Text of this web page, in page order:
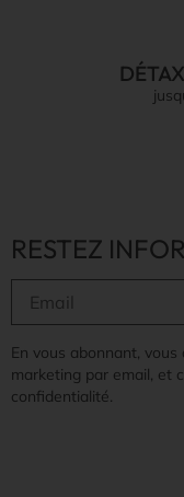
RESTEZ
En vous abonnant,
marketing par email, et
confidentialité.